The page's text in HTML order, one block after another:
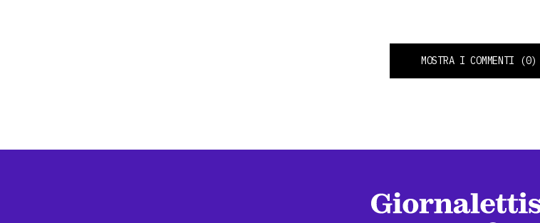
MOSTRA I COMMENTI (0)